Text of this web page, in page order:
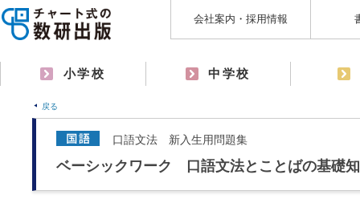
会社案内・採用情報
小学校 中学校
戻る
口語文法 新入生用問題集
ベーシックワーク 口語文法とことばの基礎